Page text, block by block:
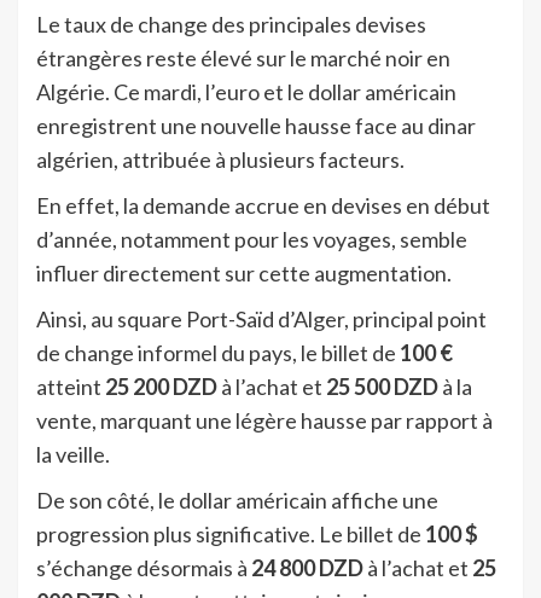
Le taux de change des principales devises
étrangères reste élevé sur le marché noir en
Algérie. Ce mardi, l’euro et le dollar américain
enregistrent une nouvelle hausse face au dinar
algérien, attribuée à plusieurs facteurs.
En effet, la demande accrue en devises en début
d’année, notamment pour les voyages, semble
influer directement sur cette augmentation.
Ainsi, au square Port-Saïd d’Alger, principal point
de change informel du pays, le billet de 100 €
atteint 25 200 DZDà l’achat et 25 500 DZDà la
vente, marquant une légère hausse par rapport à
la veille.
De son côté, le dollar américain affiche une
progression plus significative. Le billet de 100 $
s’échange désormais à 24 800 DZDà l’achat et 25